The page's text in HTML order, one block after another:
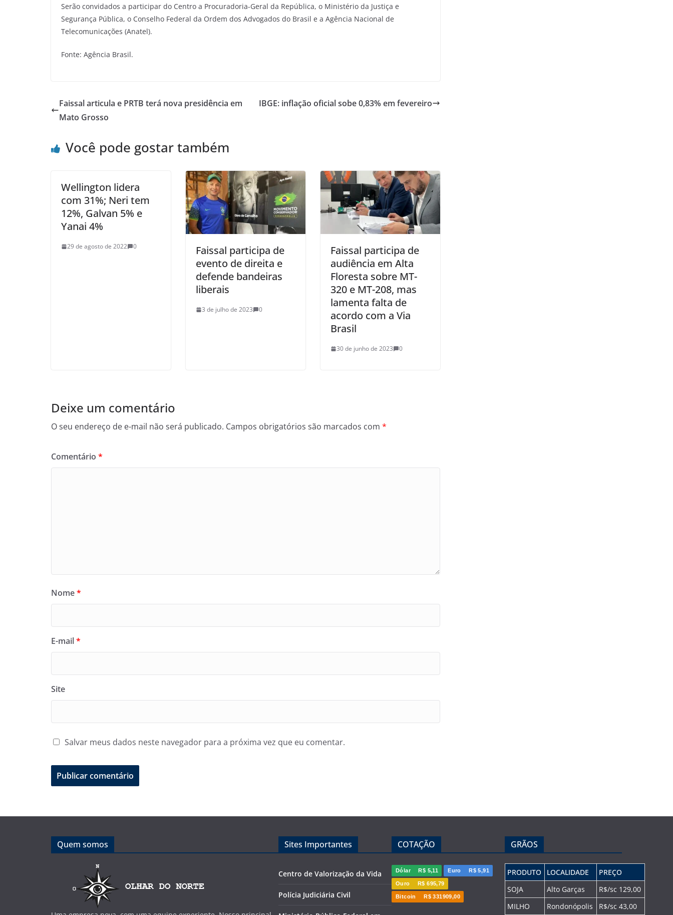
Serão convidados a participar do Centro a Procuradoria-Geral da República, o Ministério da Justiça e
Segurança Pública, o Conselho Federal da Ordem dos Advogados do Brasil e a Agência Nacional de
Telecomunicações (Anatel).
Fonte: Agência Brasil.
Faissal articula e PRTB terá nova presidência em
Mato Grosso
IBGE: inflação oficial sobe 0,83% em fevereiro
Você pode gostar também
Wellington lidera
com 31%; Neri tem
12%, Galvan 5% e
Yanai 4%
29 de agosto de 2022 0
Faissal participa de
evento de direita e
defende bandeiras
liberais
3 de julho de 2023 0
Faissal participa de
audiência em Alta
Floresta sobre MT-
320 e MT-208, mas
lamenta falta de
acordo com a Via
Brasil
30 de junho de 2023 0
Deixe um comentário
O seu endereço de e-mail não será publicado. Campos obrigatórios são marcados com *
Comentário *
Nome*
E-mail*
Site
Salvar meus dados neste navegador para a próxima vez que eu comentar.
Quem somos Sites Importantes
Centro de Valorização da Vida
Polícia Judiciária Civil
COTAÇÃO
Dólar R$ 5,11 Euro R$ 5,91
Ouro R$ 695,79
Bitcoin R$ 331909,00
GRÃOS
PRODUTO LOCALIDADE
PREÇO
SOJA
Alto Garças
R$/sc 129,00
MILHO
Rondonópolis R$/sc 43,00